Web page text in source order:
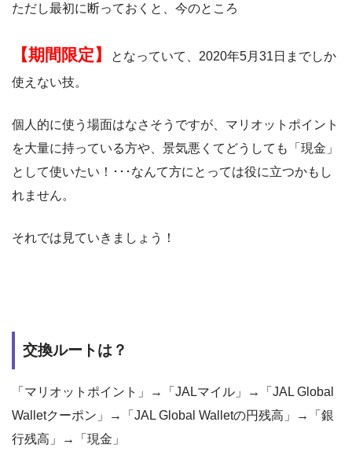
ただし最初に断っておくと、今のところ
【期間限定】
となっていて、2020年5月31日までしか
使えない技。
個人的に使う場面はなさそうですが、マリオットポイント
を大量に持っている方や、景気悪くてどうしても「現金」
として使いたい！･･･なんて方にとっては役に立つかもし
れません。
それでは見ていきましょう！
交換ルートは？
「マリオットポイント」→「JALマイル」→「JAL Global
Walletクーポン」→「JAL Global Walletの円残高」→「銀
行残高」→「現金」